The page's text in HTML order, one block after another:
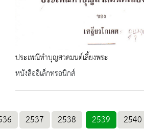
ประเพณีทำบุญสวดมนต์เลี้ยงพระ
หนังสืออิเล็กทรอนิกส์
2537 2538 2539 2540